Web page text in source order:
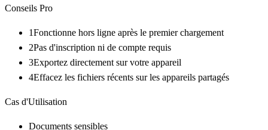
Conseils Pro
1Fonctionne hors ligne après le premier chargement
2Pas d'inscription ni de compte requis
3Exportez directement sur votre appareil
4Effacez les fichiers récents sur les appareils partagés
Cas d'Utilisation
Documents sensibles